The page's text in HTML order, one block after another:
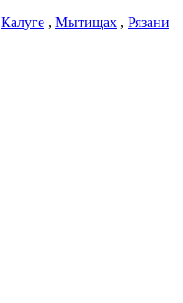
Калуге , Мытищах , Рязани